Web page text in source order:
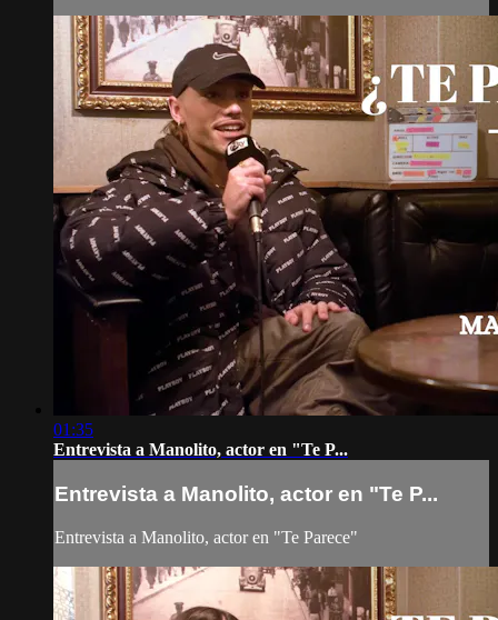
01:35
Entrevista a Manolito, actor en "Te P...
Entrevista a Manolito, actor en "Te P...
Entrevista a Manolito, actor en "Te Parece"